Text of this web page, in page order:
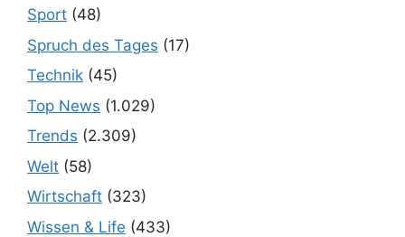
Sport (48)
Spruch des Tages (17)
Technik (45)
Top News (1.029)
Trends (2.309)
Welt (58)
Wirtschaft (323)
Wissen & Life (433)